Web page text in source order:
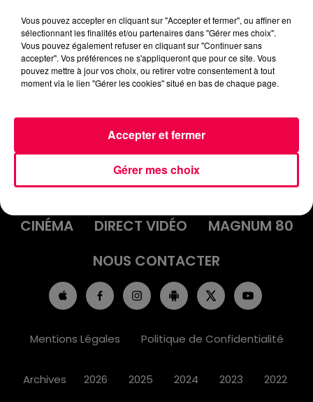
podcasts/2024/05/20240527-ANNIVERSAIRES.mp3
ACCUEIL INFOS
EMISSIONS
AGENDA
JEUX
PODCASTS
CINÉMA
DIRECT VIDÉO
MAGNUM 80
NOUS CONTACTER
Mentions Légales Politique de Confidentialité
Archives 2026 2025 2024 2023 2022
Vous pouvez accepter en cliquant sur "Accepter et fermer", ou affiner en
sélectionnant les finalités et/ou partenaires dans "Gérer mes choix".
Vous pouvez également refuser en cliquant sur "Continuer sans
accepter". Vos préférences ne s'appliqueront que pour ce site. Vous
pouvez mettre à jour vos choix, ou retirer votre consentement à tout
moment via le lien "Gérer les cookies" situé en bas de chaque page.
Gérer mes choix
Accepter et fermer